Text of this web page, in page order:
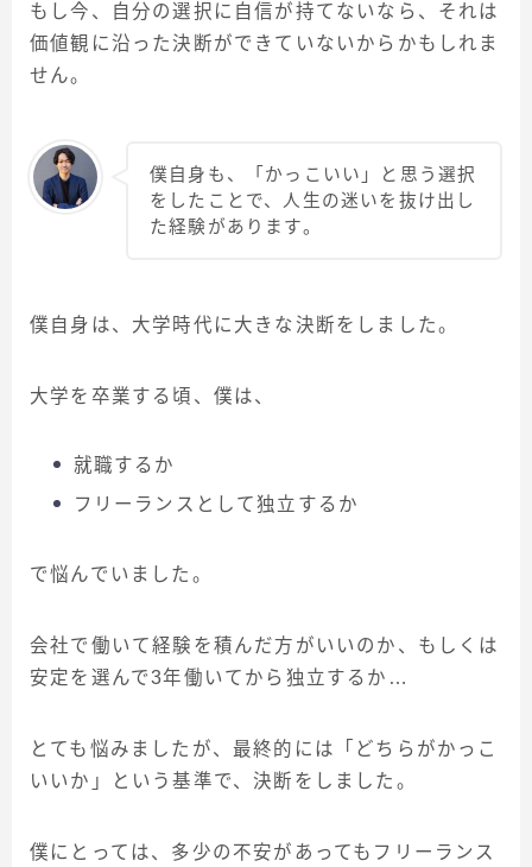
もし今、自分の選択に自信が持てないなら、それは
価値観に沿った決断ができていないからかもしれま
せん。
僕自身も、「かっこいい」と思う選択
をしたことで、人生の迷いを抜け出し
た経験があります。
僕自身は、大学時代に大きな決断をしました。
大学を卒業する頃、僕は、
就職するか
フリーランスとして独立するか
で悩んでいました。
会社で働いて経験を積んだ方がいいのか、もしくは
安定を選んで3年働いてから独立するか…
とても悩みましたが、最終的には「どちらがかっこ
いいか」という基準で、決断をしました。
僕にとっては、多少の不安があってもフリーランス